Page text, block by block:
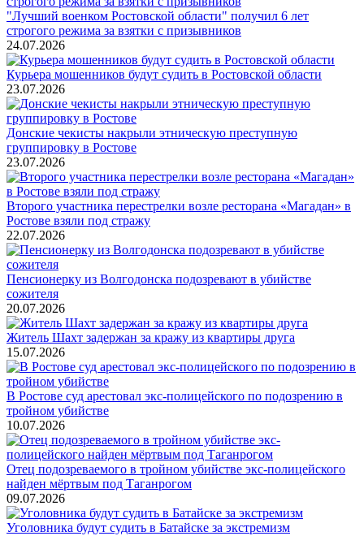
"Лучший военком Ростовской области" получил 6 лет
строгого режима за взятки с призывников
24.07.2026
Курьера мошенников будут судить в Ростовской области
23.07.2026
Донские чекисты накрыли этническую преступную
группировку в Ростове
23.07.2026
Второго участника перестрелки возле ресторана «Магадан» в
Ростове взяли под стражу
22.07.2026
Пенсионерку из Волгодонска подозревают в убийстве
сожителя
20.07.2026
Житель Шахт задержан за кражу из квартиры друга
15.07.2026
В Ростове суд арестовал экс-полицейского по подозрению в
тройном убийстве
10.07.2026
Отец подозреваемого в тройном убийстве экс-полицейского
найден мёртвым под Таганрогом
09.07.2026
Уголовника будут судить в Батайске за экстремизм